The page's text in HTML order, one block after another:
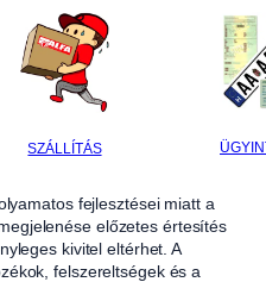
SZÁLLÍTÁS
fejlesztései miatt a
előzetes értesítés
kivitel eltérhet. A
felszereltségek és a